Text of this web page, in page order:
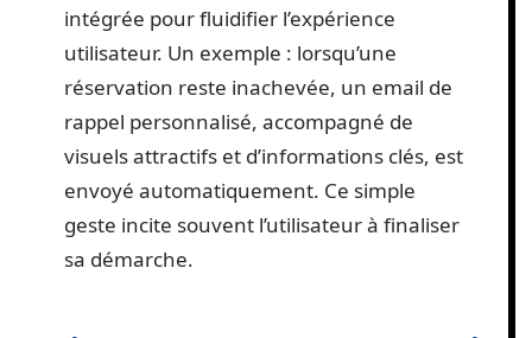
intégrée pour fluidifier l’expérience
utilisateur. Un exemple : lorsqu’une
réservation reste inachevée, un email de
rappel personnalisé, accompagné de
visuels attractifs et d’informations clés, est
envoyé automatiquement. Ce simple
geste incite souvent l’utilisateur à finaliser
sa démarche.